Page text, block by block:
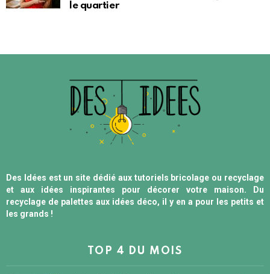
le quartier
Des Idées est un site dédié aux tutoriels bricolage ou recyclage
et aux idées inspirantes pour décorer votre maison. Du
recyclage de palettes aux idées déco, il y en a pour les petits et
les grands !
TOP 4 DU MOIS